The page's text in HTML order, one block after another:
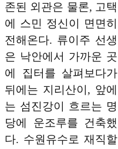
존된 외관은 물론, 고택
에 스민 정신이 면면히
전해온다. 류이주 선생
은 낙안에서 가까운 곳
에 집터를 살펴보다가
뒤에는 지리산이, 앞에
는 섬진강이 흐르는 명
당에 운조루를 건축했
다. 수원유수로 재직할